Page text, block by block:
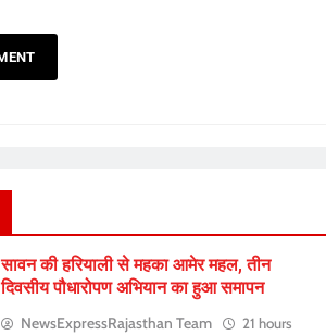
सावन की हरियाली से महका आमेर महल, तीन
दिवसीय पौधारोपण अभियान का हुआ समापन
NewsExpressRajasthan Team
21 hours